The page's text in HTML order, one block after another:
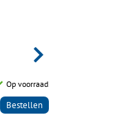
Op voorraad
Bestellen